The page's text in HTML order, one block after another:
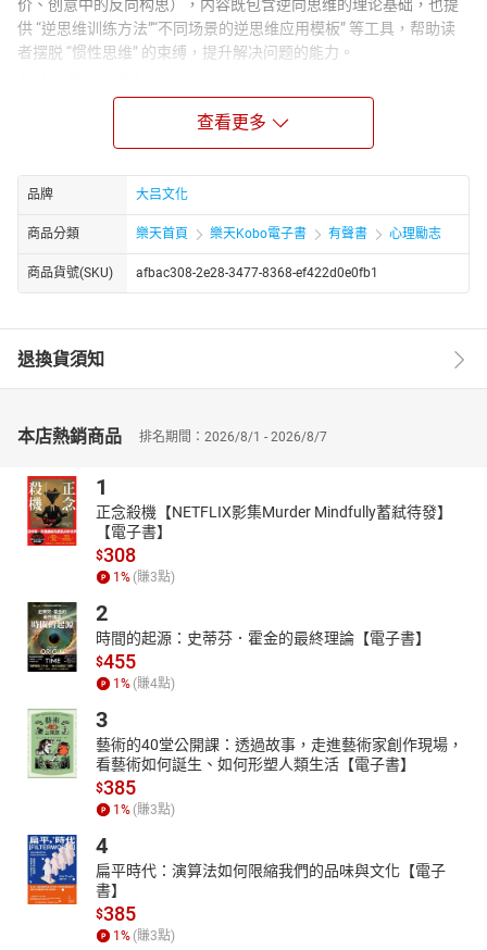
价、创意中的反向构思），内容既包含逆向思维的理论基础，也提
供 “逆思维训练方法”“不同场景的逆思维应用模板” 等工具，帮助读
者摆脱 “惯性思维” 的束缚，提升解决问题的能力。
姚颖是思维训练与心理学领域的创作型作者，核心研究方向为 “逆向
思维的应用”，擅长将逆向思维转化为解决问题、突破瓶颈的实用工
能性，是突破困局的关键”。
查看更多
品牌 大吕文化
商品分類 樂天首頁 樂天Kobo電子書 有聲書 心理勵志
商品貨號(SKU) afbac308-2e28-3477-8368-ef422d0e0fb1
退換貨須知
本店熱銷商品 排名期間：2026/8/1 - 2026/8/7
1
正念殺機【NETFLIX影集Murder Mindfully蓄弒待發】
【電子書】
$308
1 % (賺3點)
2
時間的起源：史蒂芬．霍金的最終理論【電子書】
$455
1 % (賺4點)
3
藝術的40堂公開課：透過故事，走進藝術家創作現場，
看藝術如何誕生、如何形塑人類生活【電子書】
$385
1 % (賺3點)
4
扁平時代：演算法如何限縮我們的品味與文化【電子
書】
$385
1 % (賺3點)